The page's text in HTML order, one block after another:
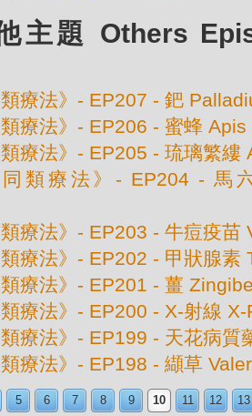
主題 Others
類療法》- EP207 - 鈀
類療法》- EP206 - 蜜蜂
類療法》- EP205 - 琉璃繁
同類療法》- EP204 - 馬
類療法》- EP203 - 牛痘疫苗
類療法》- EP202 - 甲狀腺素
類療法》- EP201 - 薑
類療法》- EP200 - X-射線 X-
類療法》- EP199 - 天花病質
類療法》- EP198 - 纈草
5 6 7 8 9 10 11 12 13